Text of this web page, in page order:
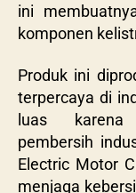
ini
komponen
Produk ini
terpercaya di
luas karena
pembersih
Electric Motor
menjaga